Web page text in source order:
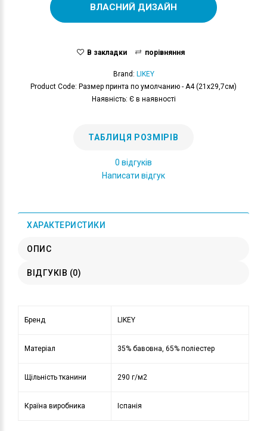
ВЛАСНИЙ ДИЗАЙН
В закладки порівняння
Brand: LIKEY
Product Code: Размер принта по умолчанию - А4 (21x29,7см)
Наявність: Є в наявності
ТАБЛИЦЯ РОЗМІРІВ
0 відгуків
Написати відгук
ХАРАКТЕРИСТИКИ
ОПИС
ВІДГУКІВ (0)
Бренд LIKEY
Матеріал 35% бавовна, 65% поліестер
Щільність тканини 290 г/м2
Країна виробника Іспанія